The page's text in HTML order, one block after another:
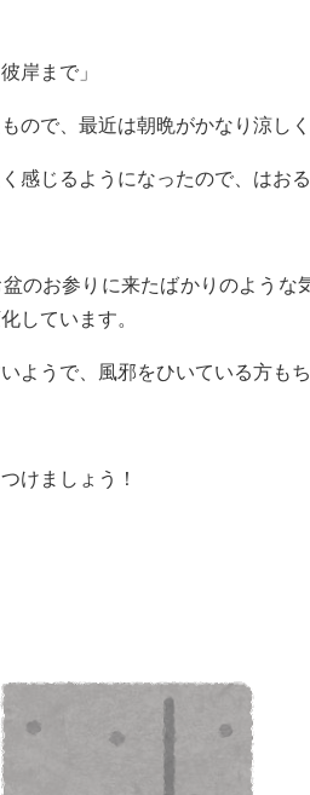
岸まで」
ので、最近は朝晩がかなり涼し
感じるようになったので、はお
のお参りに来たばかりのような
しています。
ようで、風邪をひいている方もち
けましょう！